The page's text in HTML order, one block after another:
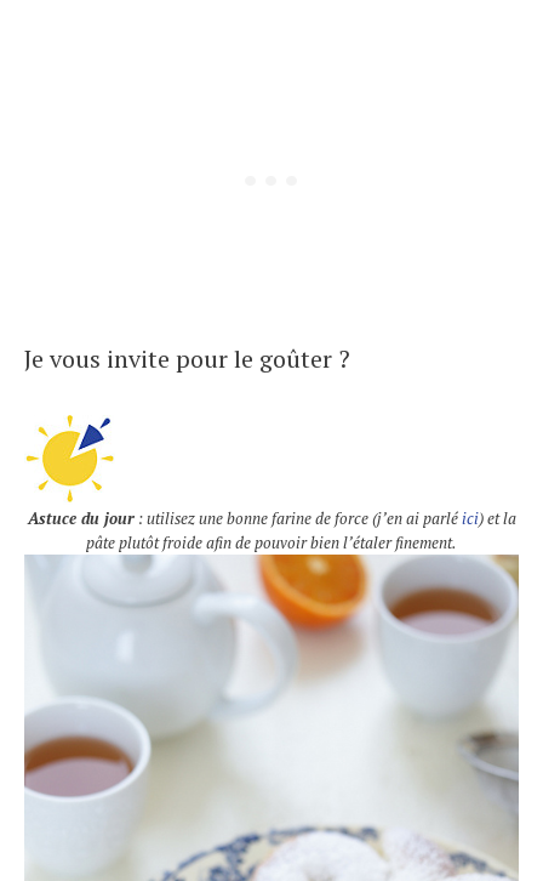
Je vous invite pour le goûter ?
Astuce du jour: utilisez une bonne farine de force (j’en ai parléici) et la
pâte plutôt froide afin de pouvoir bien l’étaler finement.